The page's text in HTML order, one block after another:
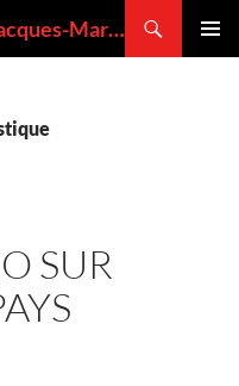
VOLCANMANIA : le blog de Jacques-Marie BARDINTZEFF, volcanologue
SUR